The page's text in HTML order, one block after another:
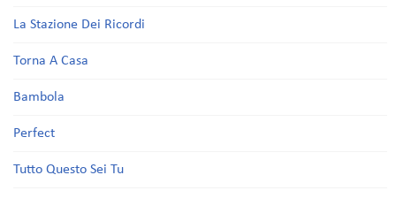
La Stazione Dei Ricordi
Torna A Casa
Bambola
Perfect
Tutto Questo Sei Tu